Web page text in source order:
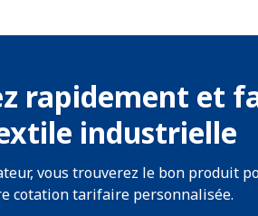
rapidement et
industrielle
vous trouverez le bon produit
cotation tarifaire personnalisée.